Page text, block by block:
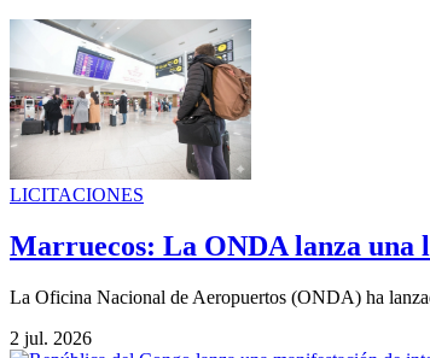
LICITACIONES
Marruecos: La ONDA lanza
La Oficina Nacional de Aeropuertos (ONDA) ha
2 jul. 2026